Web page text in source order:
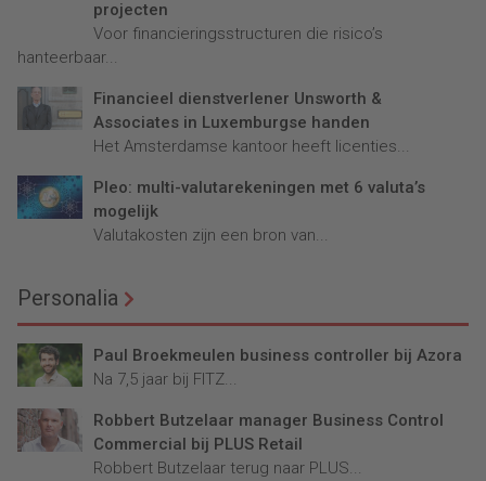
projecten
Voor financieringsstructuren die risico’s
hanteerbaar...
Financieel dienstverlener Unsworth &
Associates in Luxemburgse handen
Het Amsterdamse kantoor heeft licenties...
Pleo: multi-valutarekeningen met 6 valuta’s
mogelijk
Valutakosten zijn een bron van...
Personalia
Paul Broekmeulen business controller bij Azora
Na 7,5 jaar bij FITZ...
Robbert Butzelaar manager Business Control
Commercial bij PLUS Retail
Robbert Butzelaar terug naar PLUS...